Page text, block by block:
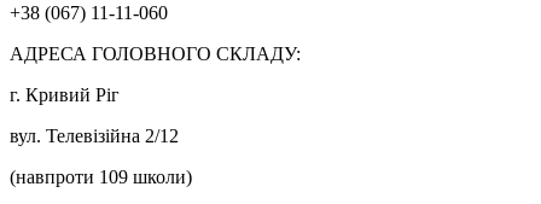
+38 (067) 11-11-060
АДРЕСА ГОЛОВНОГО СКЛАДУ:
г. Кривий Ріг
вул. Телевізійна 2/12
(навпроти 109 школи)